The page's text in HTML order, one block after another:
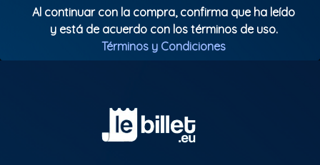
Al continuar con la compra, confirma que ha leído
y está de acuerdo con los términos de uso.
Términos y Condiciones